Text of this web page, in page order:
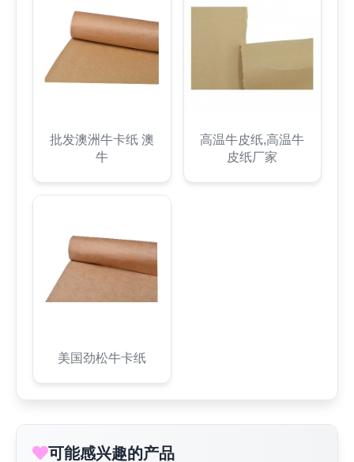
批发澳洲牛卡纸 澳
牛
高温牛皮纸,高温牛
皮纸厂家
美国劲松牛卡纸
可能感兴趣的产品